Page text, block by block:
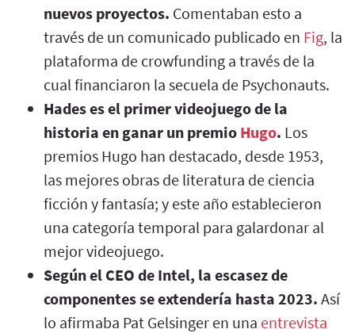
nuevos proyectos. Comentaban esto a
través de un comunicado publicado en Fig, la
plataforma de crowfunding a través de la
cual financiaron la secuela de Psychonauts.
Hades es el primer videojuego de la
historia en ganar un premio Hugo. Los
premios Hugo han destacado, desde 1953,
las mejores obras de literatura de ciencia
ficción y fantasía; y este año establecieron
una categoría temporal para galardonar al
mejor videojuego.
Según el CEO de Intel, la escasez de
componentes se extendería hasta 2023. Así
lo afirmaba Pat Gelsinger en una entrevista